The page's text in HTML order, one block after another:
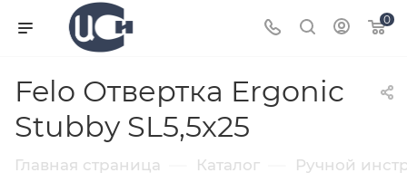
0
Felo Отвертка Ergonic
Stubby SL5,5х25
Главная страница Каталог Ручной